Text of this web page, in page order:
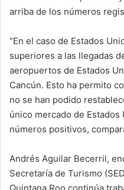
arriba de los números
“En el caso de Estados
superiores a las llegadas
aeropuertos de Estados
Cancún. Esto ha permito
no se han podido
único mercado de
números positivos,
Andrés Aguilar Becerril,
Secretaría de Turismo
Quintana Roo continúa